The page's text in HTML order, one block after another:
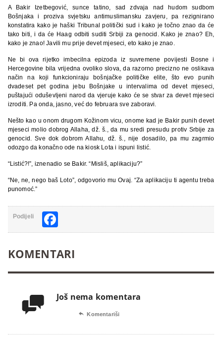
A Bakir Izetbegović, sunce tatino, sad zdvaja nad hudom sudbom
Bošnjaka i proziva svjetsku antimuslimansku zavjeru, pa rezignirano
konstatira kako je haški Tribunal politički sud i kako je točno znao da će
tako biti, i da će Haag odbiti suditi Srbiji za genocid. Kako je znao? Eh,
kako je znao! Javili mu prije devet mjeseci, eto kako je znao.
Ne bi ova rijetko imbecilna epizoda iz suvremene povijesti Bosne i
Hercegovine bila vrijedna ovoliko slova, da razorno precizno ne oslikava
način na koji funkcioniraju bošnjačke političke elite, što evo punih
dvadeset pet godina jebu Bošnjake u intervalima od devet mjeseci,
puštajući oduševljeni narod da vjeruje kako će se stvar za devet mjeseci
izroditi. Pa onda, jasno, već do februara sve zaboravi.
Nešto kao u onom drugom Kožinom vicu, onome kad je Bakir punih devet
mjeseci molio dobrog Allaha, dž. š., da mu sredi presudu protiv Srbije za
genocid. Sve dok dobrom Allahu, dž. š., nije dosadilo, pa mu zagrmio
odozgo da konačno ode na kiosk Lota i ispuni listić.
“Listić?!”, iznenadio se Bakir. “Misliš, aplikaciju?”
“Ne, ne, nego baš Loto”, odgovorio mu Ovaj. “Za aplikaciju ti agentu treba
punomoć.”
Podijeli
KOMENTARI
 Još nema komentara
 Komentariši